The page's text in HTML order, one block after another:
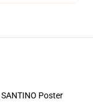
SANTINO Poster